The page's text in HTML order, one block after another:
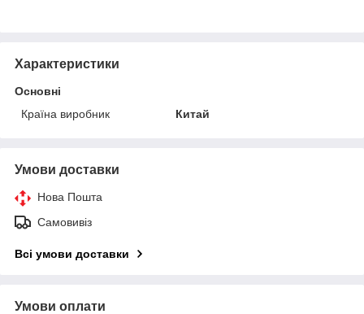
Характеристики
Основні
Країна виробник
Китай
Умови доставки
Нова Пошта
Самовивіз
Всі умови доставки
Умови оплати